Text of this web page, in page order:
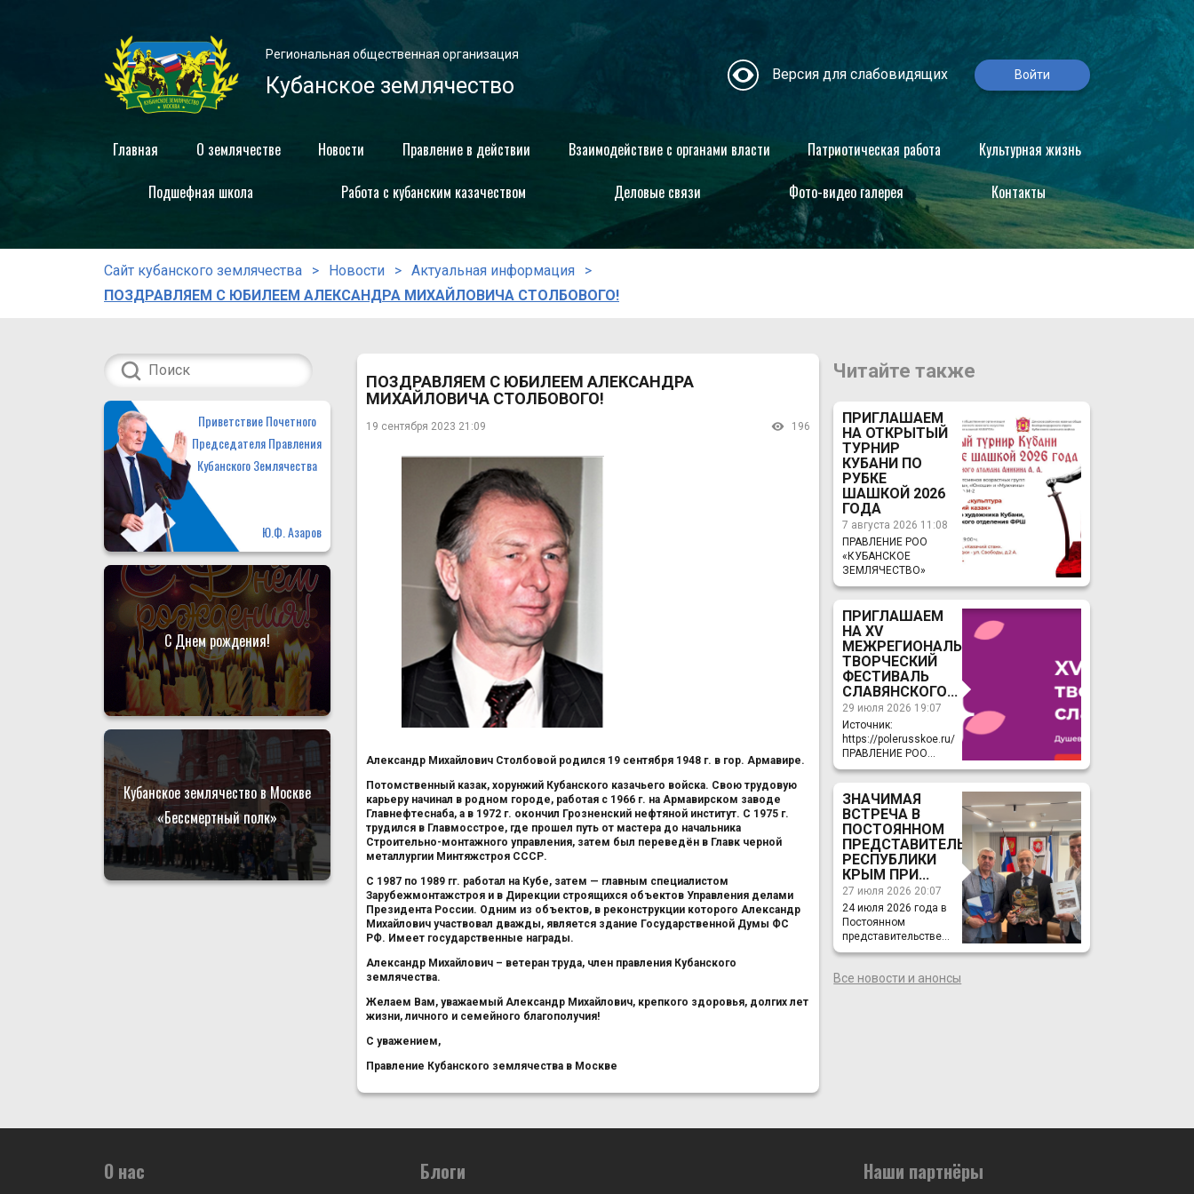
Региональная общественная организация
Кубанское землячество Версия для слабовидящих Войти
Главная О землячестве Новости Правление в действии Взаимодействие с органами власти Патриотическая работа
Культурная жизнь
Подшефная школа
Работа с кубанским казачеством Деловые связи Фото-видео галерея Контакты
Сайт кубанского землячества Новости
Актуальная информация
ПОЗДРАВЛЯЕМ С ЮБИЛЕЕМ АЛЕКСАНДРА МИХАЙЛОВИЧА СТОЛБОВОГО!
Приветствие Почетного
Председателя Правления
Кубанского Землячества
Ю.Ф. Азаров
С Днем рождения!
Кубанское землячество в Москве
«Бессмертный полк»
ПОЗДРАВЛЯЕМ С ЮБИЛЕЕМ АЛЕКСАНДРА
МИХАЙЛОВИЧА СТОЛБОВОГО!
19 сентября 2023 21:09 196
Александр Михайлович Столбовой родился 19 сентября 1948 г. в гор. Армавире.
Потомственный казак, хорунжий Кубанского казачьего войска. Свою трудовую
карьеру начинал в родном городе, работая с 1966 г. на Армавирском заводе
Главнефтеснаба, а в 1972 г. окончил Грозненский нефтяной институт. С 1975 г.
трудился в Главмосстрое, где прошел путь от мастера до начальника
Строительно-монтажного управления, затем был переведён в Главк черной
металлургии Минтяжстроя СССР.
С 1987 по 1989 гг. работал на Кубе, затем — главным специалистом
Зарубежмонтажстроя и в Дирекции строящихся объектов Управления делами
Президента России. Одним из объектов, в реконструкции которого Александр
Михайлович участвовал дважды, является здание Государственной Думы ФС
РФ. Имеет государственные награды.
Александр Михайлович – ветеран труда, член правления Кубанского
землячества.
Желаем Вам, уважаемый Александр Михайлович, крепкого здоровья, долгих лет
жизни, личного и семейного благополучия!
С уважением,
Правление Кубанского землячества в Москве
Читайте также
ПРИГЛАШАЕМ
НА ОТКРЫТЫЙ
ТУРНИР
КУБАНИ ПО
РУБКЕ
ШАШКОЙ 2026
ГОДА
7 августа 2026 11:08
ПРАВЛЕНИЕ РОО
«КУБАНСКОЕ
ЗЕМЛЯЧЕСТВО»
ПРИГЛАШАЕМ
НА ХV
МЕЖРЕГИОНАЛЬНЫЙ
ТВОРЧЕСКИЙ
ФЕСТИВАЛЬ
СЛАВЯНСКОГО...
29 июля 2026 19:07
Источник:
https://polerusskoe.ru/
ПРАВЛЕНИЕ РОО...
ЗНАЧИМАЯ
ВСТРЕЧА В
ПОСТОЯННОМ
ПРЕДСТАВИТЕЛЬСТВЕ
РЕСПУБЛИКИ
КРЫМ ПРИ...
27 июля 2026 20:07
24 июля 2026 года в
Постоянном
представительстве...
Все новости и анонсы
О нас Блоги Наши партнёры